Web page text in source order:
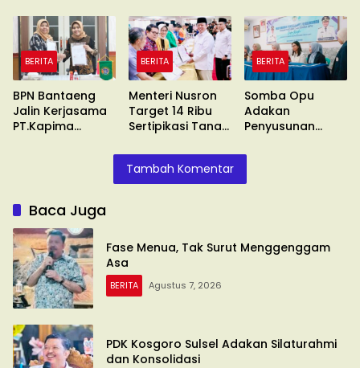
Wafat
BERITA
BPN Bantaeng
Jalin Kerjasama
PT.Kapima
BERITA
Menteri Nusron
Target 14 Ribu
Sertipikasi Tanah
BERITA
Somba Opu
Adakan
Penyusunan
Pelayanan
Tambah Komentar
Baca Juga
Fase Menua, Tak Surut Menggenggam
Asa
BERITA Agustus 7, 2026
PDK Kosgoro Sulsel Adakan Silaturahmi
dan Konsolidasi